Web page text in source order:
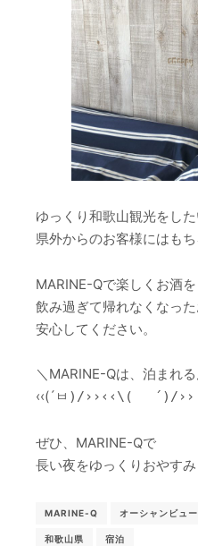
ゆっくり和歌山観光をし
県外からのお客様にはもち
MARINE-Qで楽しくお酒を
飲み過ぎて帰れなくなっ
安心してください。
＼MARINE-Qは、泊まれ
‹‹(´ㅂ )/››‹‹\( ´)/››
ぜひ、MARINE-Qで
長い夜をゆっくりおやす
MARINE-Q オーシャンビュー
和歌山県 宿泊